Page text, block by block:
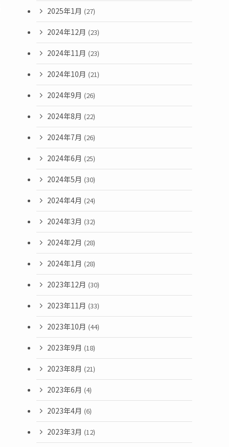
2025年1月 (27)
2024年12月 (23)
2024年11月 (23)
2024年10月 (21)
2024年9月 (26)
2024年8月 (22)
2024年7月 (26)
2024年6月 (25)
2024年5月 (30)
2024年4月 (24)
2024年3月 (32)
2024年2月 (28)
2024年1月 (28)
2023年12月 (30)
2023年11月 (33)
2023年10月 (44)
2023年9月 (18)
2023年8月 (21)
2023年6月 (4)
2023年4月 (6)
2023年3月 (12)